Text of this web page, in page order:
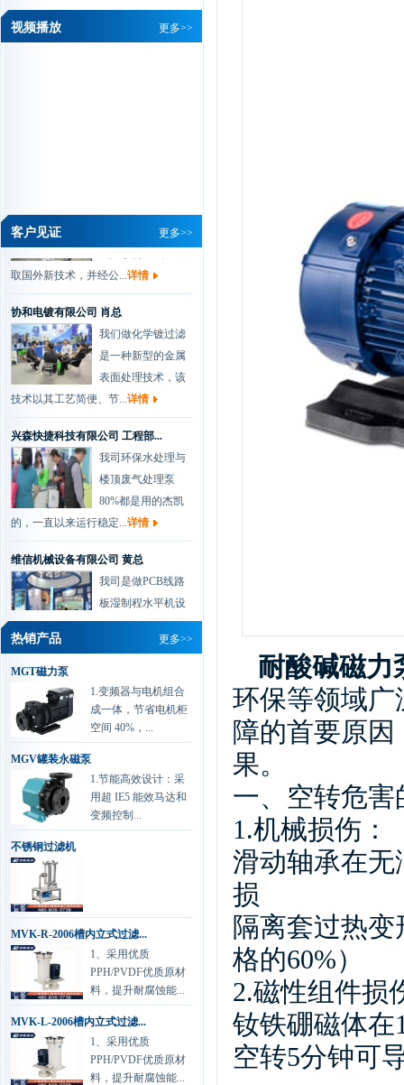
更多>>
视频播放
更多>>
客户见证
众多用户要求，在
磁力泵的基础上吸
取国外新技术，并经公... 详情
协和电镀有限公司 肖总
我们做化学镀过滤
是一种新型的金属
表面处理技术，该
技术以其工艺简便、节...详情
兴森快捷科技有限公司 工程部...
我司环保水处理与
楼顶废气处理泵
80%都是用的杰凯
的，一直以来运行稳定...详情
维信机械设备有限公司 黄总
我司是做PCB线路
板湿制程水平机设
备的厂家，从我司
开厂以来，一直都是...
华通电脑有限公司 刘经理
杰凯磁力泵是根据
众多用户要求，在
磁力泵的基础上吸
取国外新技术，并经公...
协和电镀有限公司 肖总
我们做化学镀过滤
技术以其工艺简便、节...
兴森快捷科技有限公司 工程部...
我司环保水处理与
楼顶废气处理泵
80%都是用的杰凯
的，一直以来运行稳定...详情
更多>>
热销产品
MGT磁力泵
1.变频器与电机组合
成一体，节省电机柜
空间 40%，...
MGV罐装永磁泵
1.节能高效设计：采
用超 IE5 能效马达和
变频控制...
不锈钢过滤机
MVK-R-2006槽内立式过滤...
1、采用优质
PPH/PVDF优质原材
料，提升耐腐蚀能...
MVK-L-2006槽内立式过滤...
1、采用优质
PPH/PVDF优质原材
料，提升耐腐蚀能...
耐酸碱磁力
环保等领域
障的首要原
果。
一、空转危害
1.机械损伤：
滑动轴承在
损
隔离套过热
格的60%）
2.磁性组件损
钕铁硼磁体在
空转5分钟可